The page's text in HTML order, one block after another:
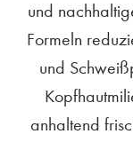
und
Formeln
und
anhaltend